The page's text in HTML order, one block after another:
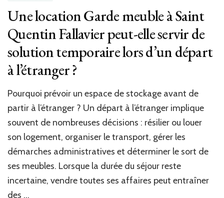
Une location Garde meuble à Saint
Quentin Fallavier peut-elle servir de
solution temporaire lors d’un départ
à l’étranger ?
Pourquoi prévoir un espace de stockage avant de
partir à l’étranger ? Un départ à l’étranger implique
souvent de nombreuses décisions : résilier ou louer
son logement, organiser le transport, gérer les
démarches administratives et déterminer le sort de
ses meubles. Lorsque la durée du séjour reste
incertaine, vendre toutes ses affaires peut entraîner
des …